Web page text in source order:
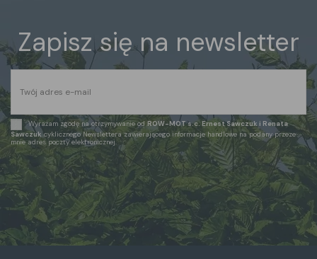
Zapisz się na newsletter
Wyrażam zgodę na otrzymywanie od ROW-MOT s.c. Ernest Sawczuk i Renata
Sawczukcyklicznego Newslettera zawierającego informacje handlowe na podany przeze
mnie adres poczty elektronicznej.